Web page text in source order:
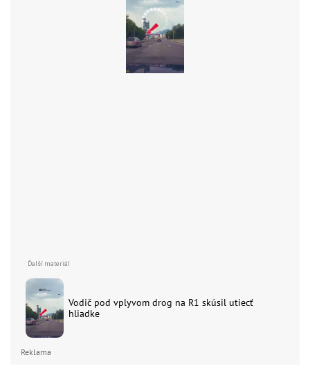
Vodič pod vplyvom drog na R1 skúsil utiecť
hliadke
Reklama